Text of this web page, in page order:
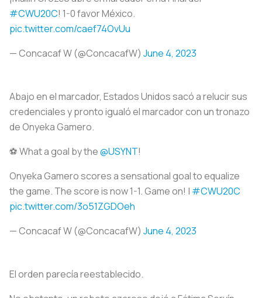
#CWU20C! 1-0 favor México.
pic.twitter.com/caef74OvUu
— Concacaf W (@ConcacafW) June 4, 2023
Abajo en el marcador, Estados Unidos sacó a relucir sus
credenciales y pronto igualó el marcador con un tronazo
de Onyeka Gamero.
⚽ What a goal by the@USYNT!
Onyeka Gamero scores a sensational goal to equalize
the game. The score is now 1-1. Game on! | #CWU20C
pic.twitter.com/3o51ZGDOeh
— Concacaf W (@ConcacafW) June 4, 2023
El orden parecía reestablecido.